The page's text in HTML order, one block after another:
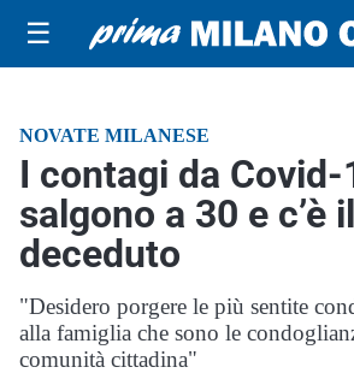
☰
NOVATE MILANESE
I contagi da Covid-
salgono a 30 e c’è
deceduto
"Desidero porgere le più sentite
alla famiglia che sono le
comunità cittadina"